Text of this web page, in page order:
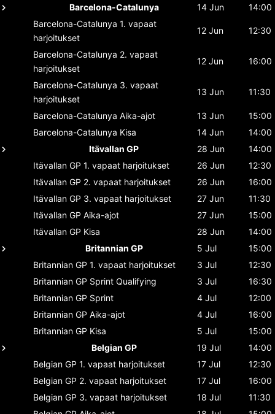
Barcelona-Catalunya
14 Jun
14:00
Barcelona-Catalunya 1. vapaat
harjoitukset
12 Jun 12:30
Barcelona-Catalunya 2. vapaat
harjoitukset
12 Jun 16:00
Barcelona-Catalunya 3. vapaat
harjoitukset
13 Jun 11:30
Barcelona-Catalunya Aika-ajot 13 Jun
15:00
Barcelona-Catalunya Kisa 14 Jun
14:00
Itävallan GP
28 Jun
14:00
Itävallan GP 1. vapaat harjoitukset 26 Jun
12:30
Itävallan GP 2. vapaat harjoitukset 26 Jun
16:00
Itävallan GP 3. vapaat harjoitukset 27 Jun
11:30
Itävallan GP Aika-ajot 27 Jun
15:00
Itävallan GP Kisa 28 Jun
14:00
Britannian GP
5 Jul
15:00
Britannian GP 1. vapaat harjoitukset 3 Jul
12:30
Britannian GP Sprint Qualifying 3 Jul
16:30
Britannian GP Sprint 4 Jul
12:00
Britannian GP Aika-ajot 4 Jul
16:00
Britannian GP Kisa 5 Jul
15:00
Belgian GP
19 Jul
14:00
Belgian GP 1. vapaat harjoitukset 17 Jul
12:30
Belgian GP 2. vapaat harjoitukset 17 Jul
16:00
Belgian GP 3. vapaat harjoitukset 18 Jul
11:30